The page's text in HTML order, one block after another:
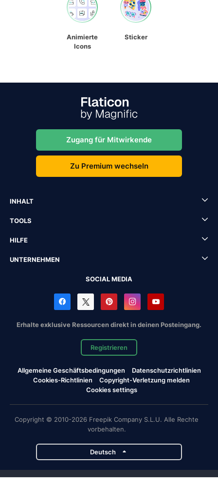
Animierte
Icons
Sticker
Zugang für Mitwirkende
Zu Premium wechseln
INHALT
TOOLS
HILFE
UNTERNEHMEN
SOCIAL MEDIA
Erhalte exklusive Ressourcen direkt in deinen Posteingang.
Registrieren
Allgemeine Geschäftsbedingungen
Datenschutzrichtlinien
Cookies-Richtlinien
Copyright-Verletzung melden
Cookies settings
Copyright © 2010-2026 Freepik Company S.L.U. Alle Rechte
vorbehalten.
Deutsch